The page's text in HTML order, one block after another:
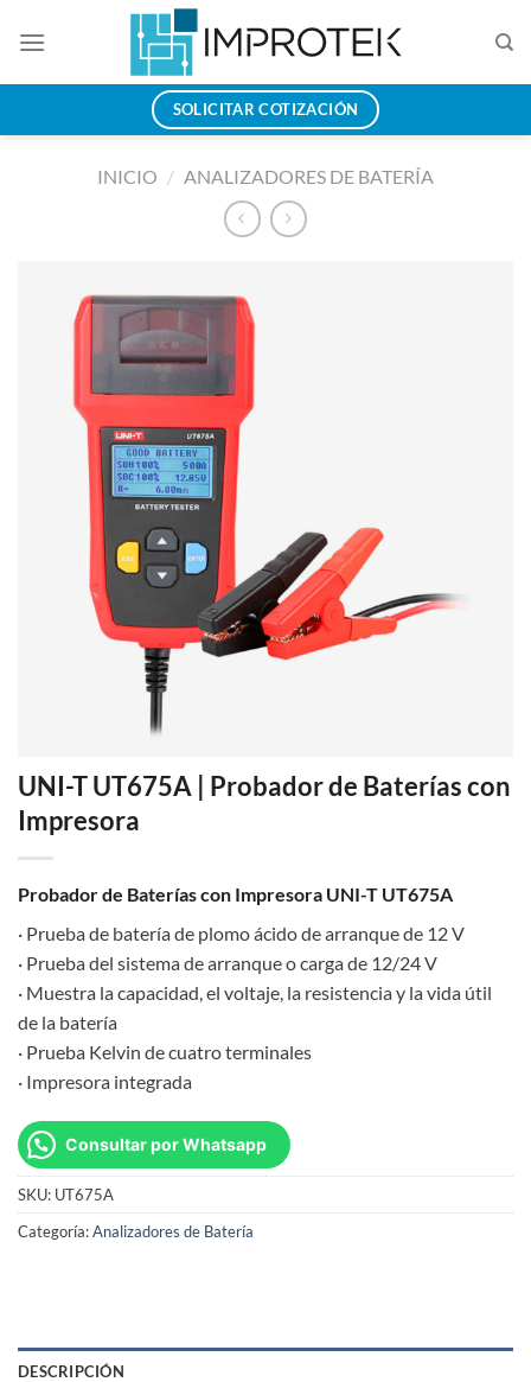
SOLICITAR COTIZACIÓN
INICIO / ANALIZADORES DE BATERÍA
UNI-T UT675A | Probador de Baterías con
Impresora
Probador de Baterías con Impresora UNI-T UT675A
· Prueba de batería de plomo ácido de arranque de 12 V
· Prueba del sistema de arranque o carga de 12/24 V
· Muestra la capacidad, el voltaje, la resistencia y la vida útil
de la batería
· Prueba Kelvin de cuatro terminales
· Impresora integrada
Consultar por Whatsapp
SKU: UT675A
Categoría:Analizadores de Batería
DESCRIPCIÓN